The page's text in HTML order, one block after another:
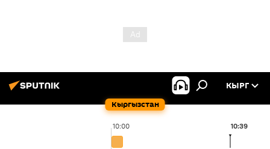
Кыргызстан
КЫРГ
10:00 10:39